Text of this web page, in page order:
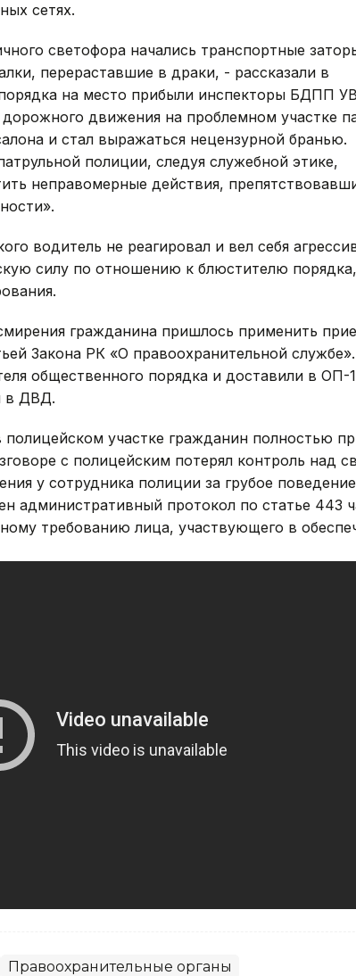
сетях.
светофора начались транспортные
перераставшие в драки, - рассказали в
на место прибыли инспекторы БДПП
дорожного движения на проблемном участке
и стал выражаться нецензурной бранью.
полиции, следуя служебной этике,
неправомерные действия,
водитель не реагировал и вел себя
силу по отношению к блюстителю порядка,
гражданина пришлось применить
Закона РК «О правоохранительной службе».
общественного порядка и доставили в ОП-1
в ДВД.
участке гражданин полностью
с полицейским потерял контроль над
у сотрудника полиции за грубое
административный протокол по статье 443
требованию лица, участвующего в
Правоохранительные органы